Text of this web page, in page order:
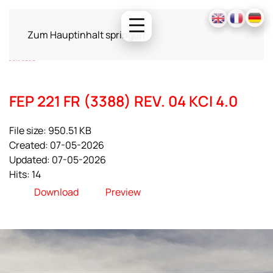
Zum Hauptinhalt springen
FEP 221 FR (3388) REV. 04 KCI 4.0
File size: 950.51 KB
Created: 07-05-2026
Updated: 07-05-2026
Hits: 14
Download
Preview